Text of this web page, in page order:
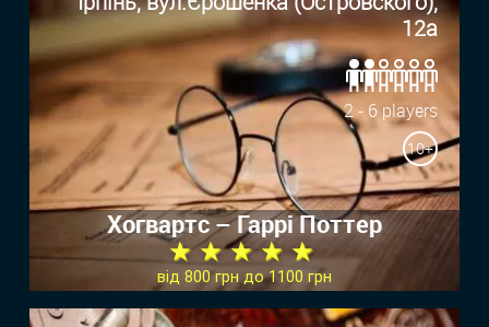
12а
2 - 6 players
10+
Хогвартс – Гаррi Поттер
★ ★ ★ ★ ★
від 800 грн до 1100 грн